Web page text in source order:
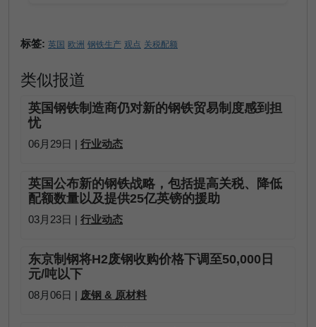
标签: 英国 欧洲 钢铁生产 观点 关税配额
类似报道
英国钢铁制造商仍对新的钢铁贸易制度感到担
忧
06月29日 | 行业动态
英国公布新的钢铁战略，包括提高关税、降低
配额数量以及提供25亿英镑的援助
03月23日 | 行业动态
东京制钢将H2废钢收购价格下调至50,000日
元/吨以下
08月06日 | 废钢 & 原材料